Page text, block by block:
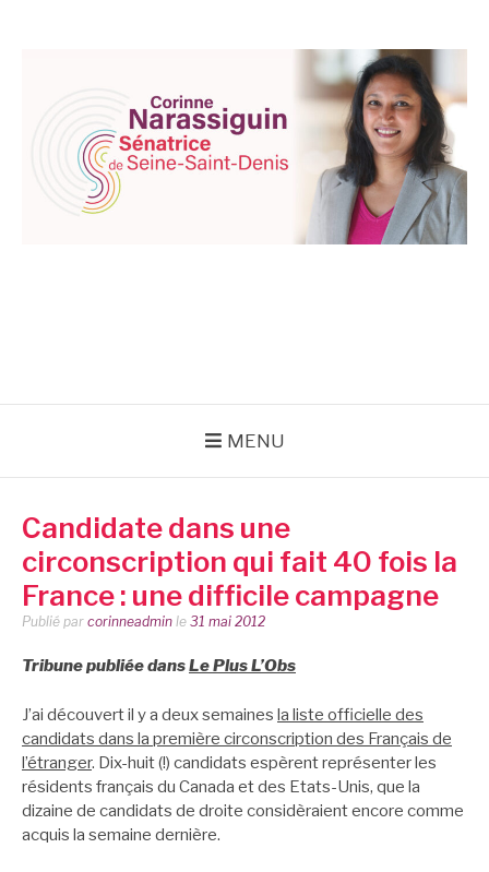
MENU
Candidate dans une
circonscription qui fait 40 fois la
France : une difficile campagne
Publié par corinneadmin le 31 mai 2012
Tribune publiée dansLe Plus L’Obs
J’ai découvert il y a deux semaines la liste officielle des
candidats dans la première circonscription des Français de
l’étranger. Dix-huit (!) candidats espèrent représenter les
résidents français du Canada et des Etats-Unis, que la
dizaine de candidats de droite considèraient encore comme
acquis la semaine dernière.